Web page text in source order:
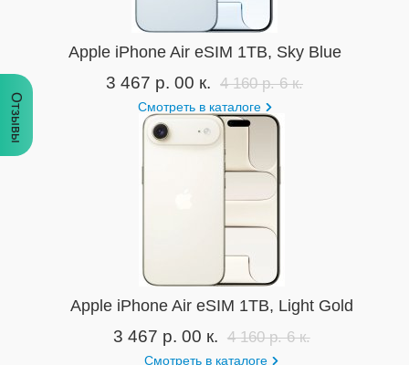
Apple iPhone Air eSIM 1TB, Sky Blue
3 467 р. 00 к. 4 160 р. 6 к.
Смотреть в каталоге
Apple iPhone Air eSIM 1TB, Light Gold
3 467 р. 00 к. 4 160 р. 6 к.
Смотреть в каталоге
Отзывы